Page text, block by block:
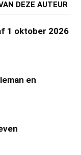
DEZE AUTEUR
1 oktober 2026
en